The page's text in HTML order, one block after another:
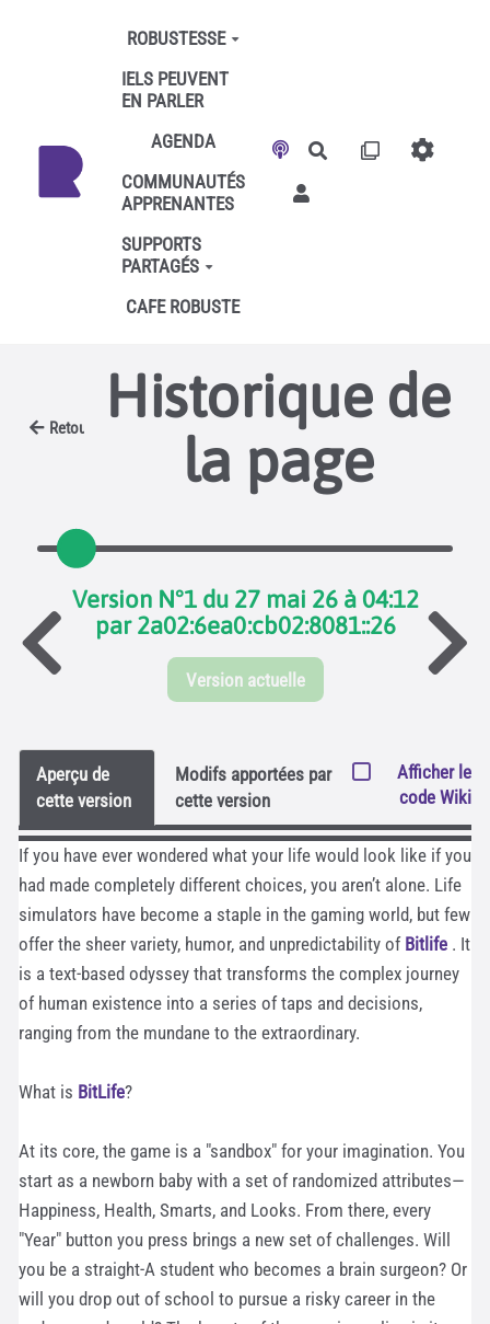
Aller au contenu principal
ROBUSTESSE
IELS PEUVENT
EN PARLER
AGENDA
COMMUNAUTÉS
APPRENANTES
SUPPORTS
PARTAGÉS
CAFE ROBUSTE
Rechercher
Retour
Historique de
la page
Version N°1 du 27 mai 26 à 04:12
par 2a02:6ea0:cb02:8081::26
Version actuelle
Aperçu de
cette version
Modifs apportées par
cette version
Afficher le
code Wiki